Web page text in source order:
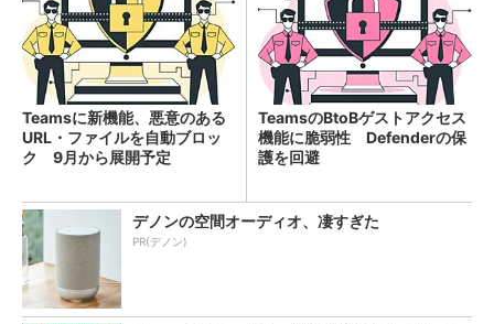
Teamsに新機能、悪意のある
URL・ファイルを自動ブロッ
ク 9月から展開予定
TeamsのBtoBゲストアクセス
機能に脆弱性 Defenderの保
護を回避
デノンの空間オーディオ、凄すぎた
PR(デノン)